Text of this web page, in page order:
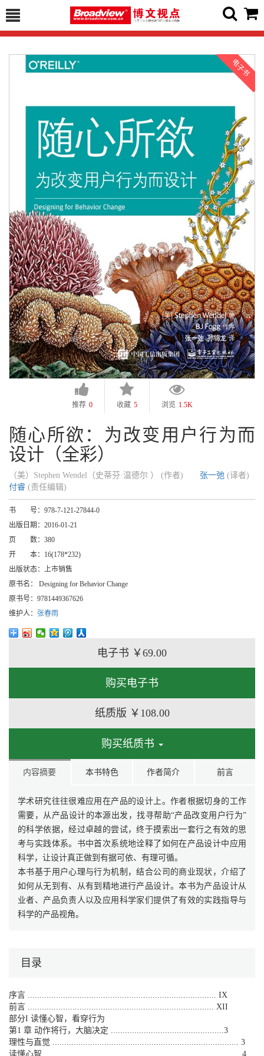
推荐 0 收藏 5 浏览 1.5K
随心所欲：为改变用户行为而
设计（全彩）
（美）Stephen Wendel（史蒂芬·温德尔 ） (作者) 张一弛 (译者)
付睿 (责任编辑)
书 号： 978-7-121-27844-0
出版日期： 2016-01-21
页 数： 380
开 本： 16(178*232)
出版状态： 上市销售
原书名：
Designing for Behavior Change
原书号： 9781449367626
维护人： 张春雨
电子书 ￥69.00
购买电子书
纸质版 ￥108.00
购买纸质书
内容摘要 本书特色 作者简介 前言
学术研究往往很难应用在产品的设计上。作者根据切身的工作
需要，从产品设计的本源出发，找寻帮助“产品改变用户行为”
的科学依据，经过卓越的尝试，终于摸索出一套行之有效的思
考与实践体系。书中首次系统地诠释了如何在产品设计中应用
科学，让设计真正做到有据可依、有理可循。
本书基于用户心理与行为机制，结合公司的商业现状，介绍了
如何从无到有、从有到精地进行产品设计。本书为产品设计从
业者、产品负责人以及应用科学家们提供了有效的实践指导与
科学的产品视角。
目录
序言 ................................................................................ IX
前言 ............................................................................... XII
部分I 读懂心智，看穿行为
第1 章 动作将行，大脑决定 ................................................3
理性与直觉 ............................................................................... 3
读懂心智 ................................................................................... 4